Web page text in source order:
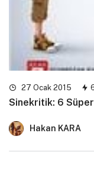
27 Ocak 2015
Sinekritik: 6
Hakan KARA